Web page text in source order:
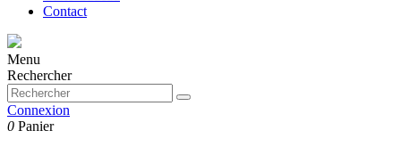
Contact
Menu
Rechercher
Connexion
0 Panier